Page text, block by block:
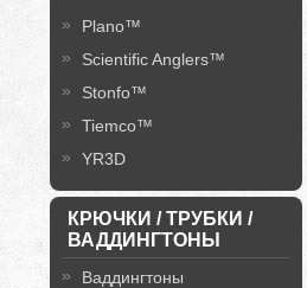
Plano™
Scientific Anglers™
Stonfo™
Tiemco™
YR3D
КРЮЧКИ / ТРУБКИ /
ВАДДИНГТОНЫ
Ваддингтоны